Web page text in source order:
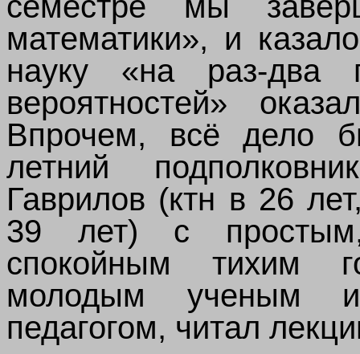
математики», и
науку «на раз-два
вероятностей»
Впрочем, всё дело
летний
Гаврилов (ктн в 26
39 лет) с
спокойным тихим
молодым ученым
педагогом, читал